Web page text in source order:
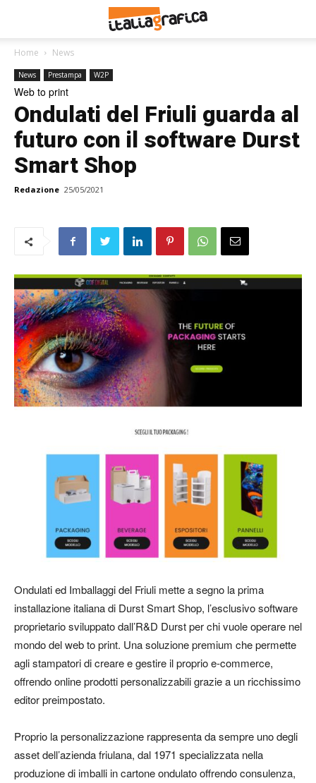
Home News
News Prestampa W2P
Web to print
Ondulati del Friuli guarda al
futuro con il software Durst
Smart Shop
Redazione 25/05/2021
Ondulati ed Imballaggi del Friuli mette a segno la prima
installazione italiana di Durst Smart Shop, l’esclusivo software
proprietario sviluppato dall’R&D Durst per chi vuole operare nel
mondo del web to print. Una soluzione premium che permette
agli stampatori di creare e gestire il proprio e-commerce,
offrendo online prodotti personalizzabili grazie a un ricchissimo
editor preimpostato.
Proprio la personalizzazione rappresenta da sempre uno degli
asset dell’azienda friulana, dal 1971 specializzata nella
produzione di imballi in cartone ondulato offrendo consulenza,